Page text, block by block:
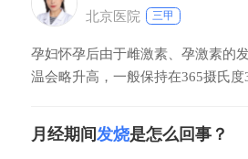
北京医院
三甲
孕妇怀孕后由于雌激素、孕激素的
温会略升高，一般保持在365摄氏
的基础体温不一样。如果表现出发
白菜熬水喝，多喝水排汗，能有效
月经期间发烧是怎么回事？